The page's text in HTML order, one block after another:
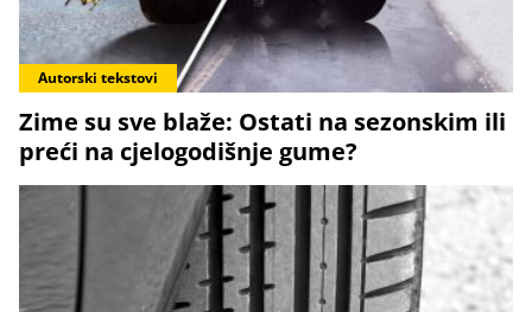
Autorski tekstovi
Zime su sve blaže: Ostati na sezonskim ili
preći na cjelogodišnje gume?